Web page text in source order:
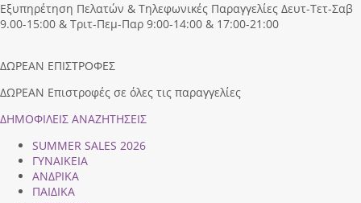
Εξυπηρέτηση Πελατών & Τηλεφωνικές Παραγγελίες Δευτ-Τετ-Σαβ
9.00-15:00 & Τριτ-Πεμ-Παρ 9:00-14:00 & 17:00-21:00
ΔΩΡΕΑΝ ΕΠΙΣΤΡΟΦΕΣ
ΔΩΡΕΑΝ Επιστροφές σε όλες τις παραγγελίες
ΔΗΜΟΦΙΛEIΣ ΑΝΑΖΗΤΗΣΕΙΣ
SUMMER SALES 2026
ΓΥΝΑΙΚΕΙΑ
ΑΝΔΡΙΚΑ
ΠΑΙΔΙΚΑ